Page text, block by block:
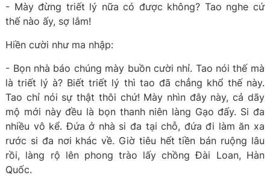
- Mày đừng triết lý nữa có được không? Tao nghe cứ
thế nào ấy, sợ lắm!
Hiền cười như ma nhập:
- Bọn nhà báo chúng mày buồn cười nhỉ. Tao nói thế mà
là triết lý à? Biết triết lý thì tao đã chẳng khổ thế này.
Tao chỉ nói sự thật thôi chứ! Mày nhìn đây này, cả dãy
mộ mới này đều là bọn thanh niên làng Gạo đấy. Si đa
nhiều vô kể. Đứa ở nhà si đa tại chỗ, đứa đi làm ăn xa
rước si đa nơi khác về. Giờ tiêu hết tiền bán ruộng lâu
rồi, làng rộ lên phong trào lấy chồng Đài Loan, Hàn
Quốc.